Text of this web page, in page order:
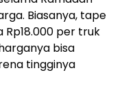
Biasanya, tape
Rp18.000 per truk
bisa
tingginya